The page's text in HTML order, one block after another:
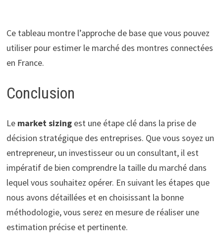
Ce tableau montre l’approche de base que vous pouvez
utiliser pour estimer le marché des montres connectées
en France.
Conclusion
Le market sizingest une étape clé dans la prise de
décision stratégique des entreprises. Que vous soyez un
entrepreneur, un investisseur ou un consultant, il est
impératif de bien comprendre la taille du marché dans
lequel vous souhaitez opérer. En suivant les étapes que
nous avons détaillées et en choisissant la bonne
méthodologie, vous serez en mesure de réaliser une
estimation précise et pertinente.